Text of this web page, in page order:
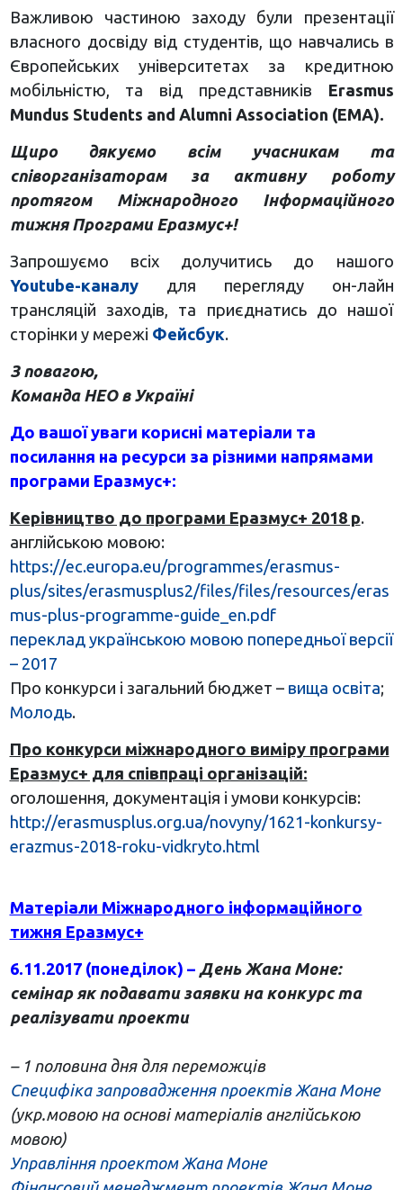
Важливою частиною заходу були презентації
власного досвіду від студентів, що навчались в
Європейських університетах за кредитною
мобільністю, та від представників Erasmus
Mundus Students and Alumni Association (EMA).
Щиро дякуємо всім учасникам та
співорганізаторам за активну роботу
протягом Міжнародного Інформаційного
тижня Програми Еразмус+!
Запрошуємо всіх долучитись до нашого
Youtube-каналу
для перегляду он-лайн
трансляцій заходів, та приєднатись до нашої
сторінки у мережі Фейсбук.
З повагою,
Команда НЕО в Україні
До вашої уваги корисні матеріали та
посилання на ресурси за різними напрямами
програми Еразмус+:
Керівництво до програми Еразмус+ 2018 р.
англійською мовою:
https://ec.europa.eu/programmes/erasmus-
plus/sites/erasmusplus2/files/files/resources/eras
mus-plus-programme-guide_en.pdf
переклад українською мовою попередньої версії
– 2017
Про конкурси і загальний бюджет – вища освіта;
Молодь.
Про конкурси міжнародного виміру програми
Еразмус+ для співпраці організацій:
оголошення, документація і умови конкурсів:
http://erasmusplus.org.ua/novyny/1621-konkursy-
erazmus-2018-roku-vidkryto.html
Матеріали Міжнародного інформаційного
тижня Еразмус+
6.11.2017 (понеділок) – День Жана Моне:
семінар як подавати заявки на конкурс та
реалізувати проекти
– 1 половина дня для переможців
Специфіка запровадження проектів Жана Моне
(укр.мовою на основі матеріалів англійською
мовою)
Управління проектом Жана Моне